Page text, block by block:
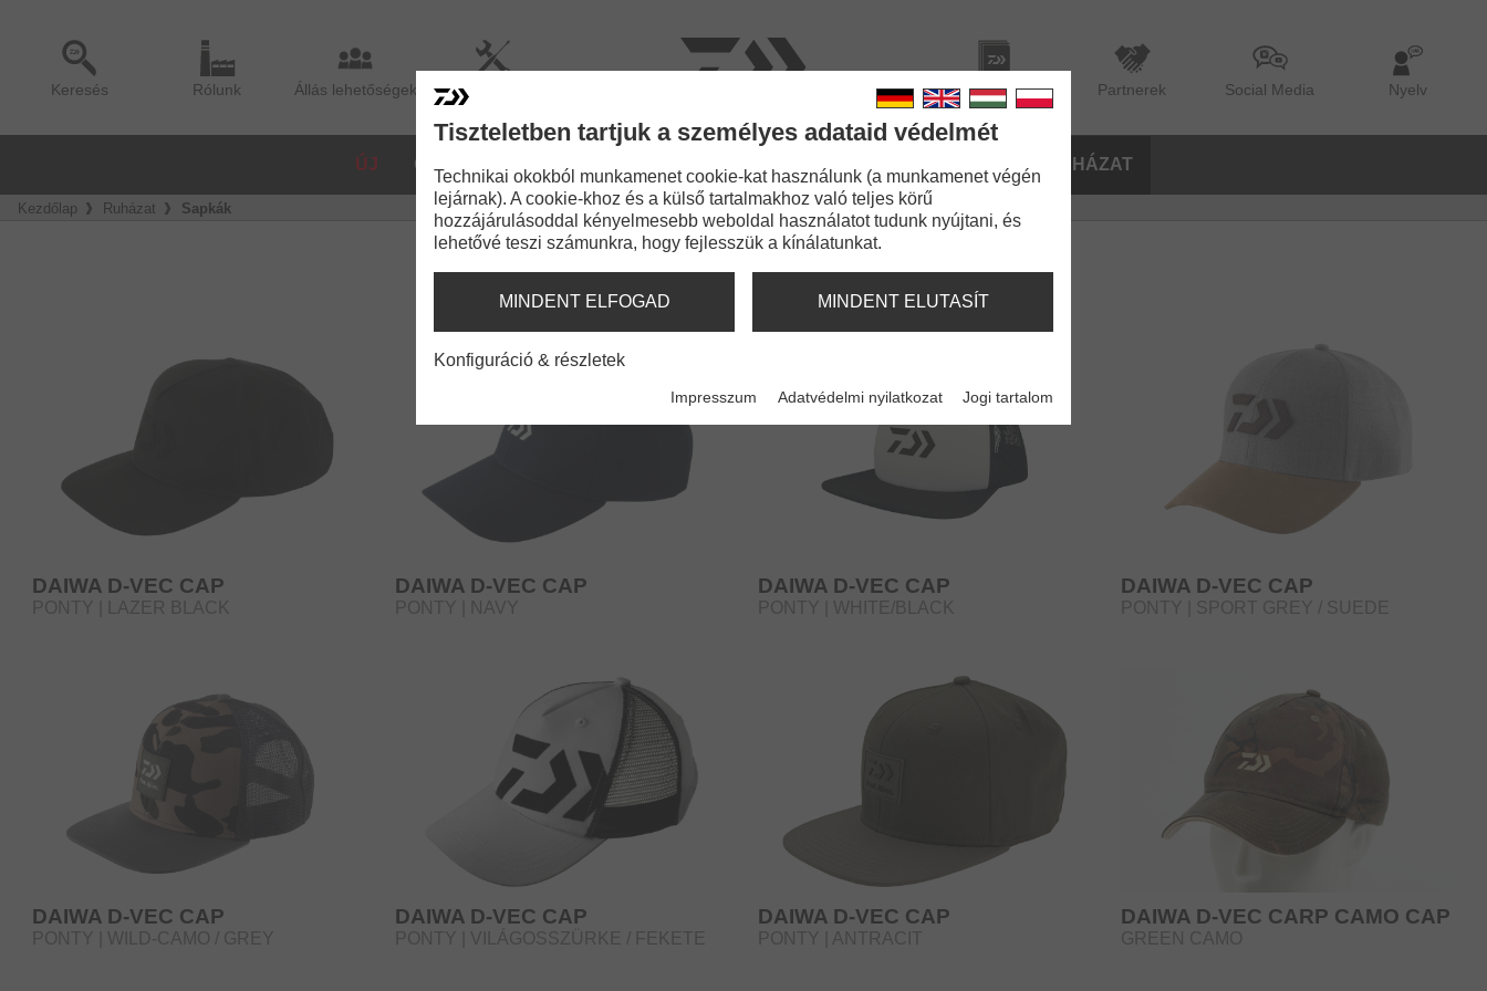
Keresés Rólunk Állás lehetőségek Katalógus Partnerek Social Media Nyelv
ÚJ ORSÓK BOTOK APRÓCIKKEK KIEGÉSZÍTŐK RUHÁZAT
Kezdőlap Ruházat Sapkák
SAPKÁK
DAIWA D-VEC CAP
PONTY | LAZER BLACK
DAIWA D-VEC CAP
PONTY | NAVY
DAIWA D-VEC CAP
PONTY | WHITE/BLACK
DAIWA D-VEC CAP
PONTY | SPORT GREY / SUEDE
DAIWA D-VEC CAP
PONTY | WILD-CAMO / GREY
DAIWA D-VEC CAP
PONTY | VILÁGOSSZÜRKE / FEKETE
DAIWA D-VEC CAP
PONTY | ANTRACIT
DAIWA D-VEC CARP CAMO CAP
GREEN CAMO
Tiszteletben tartjuk a személyes adataid védelmét
Technikai okokból munkamenet cookie-kat használunk (a munkamenet végén
lejárnak). A cookie-khoz és a külső tartalmakhoz való teljes körű
hozzájárulásoddal kényelmesebb weboldal használatot tudunk nyújtani, és
lehetővé teszi számunkra, hogy fejlesszük a kínálatunkat.
MINDENT ELFOGAD MINDENT ELUTASÍT
Konfiguráció & részletek
Impresszum Adatvédelmi nyilatkozat Jogi tartalom